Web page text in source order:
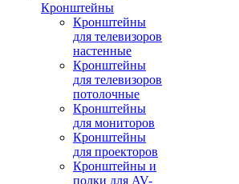
Кронштейны
Кронштейны
для телевизоров
настенные
Кронштейны
для телевизоров
потолочные
Кронштейны
для мониторов
Кронштейны
для проекторов
Кронштейны и
полки для AV-